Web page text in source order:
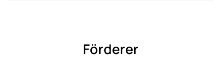
Förderer